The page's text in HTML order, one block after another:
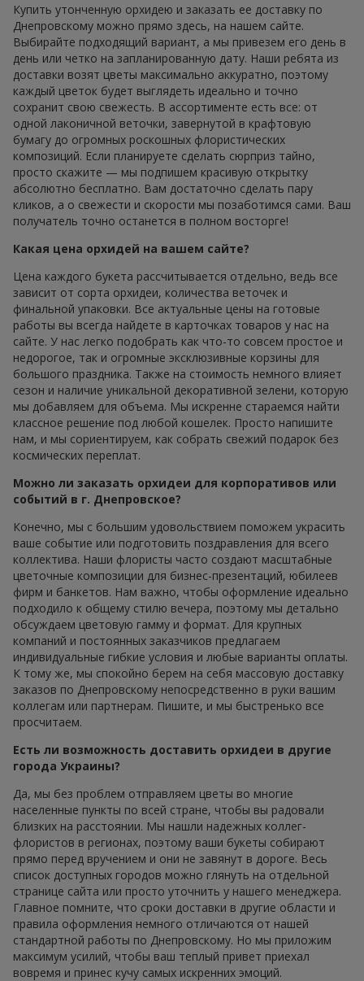
Купить утонченную орхидею и заказать ее доставку по
Днепровскому можно прямо здесь, на нашем сайте.
Выбирайте подходящий вариант, а мы привезем его день в
день или четко на запланированную дату. Наши ребята из
доставки возят цветы максимально аккуратно, поэтому
каждый цветок будет выглядеть идеально и точно
сохранит свою свежесть. В ассортименте есть все: от
одной лаконичной веточки, завернутой в крафтовую
бумагу до огромных роскошных флористических
композиций. Если планируете сделать сюрприз тайно,
просто скажите — мы подпишем красивую открытку
абсолютно бесплатно. Вам достаточно сделать пару
кликов, а о свежести и скорости мы позаботимся сами. Ваш
получатель точно останется в полном восторге!
Какая цена орхидей на вашем сайте?
Цена каждого букета рассчитывается отдельно, ведь все
зависит от сорта орхидеи, количества веточек и
финальной упаковки. Все актуальные цены на готовые
работы вы всегда найдете в карточках товаров у нас на
сайте. У нас легко подобрать как что-то совсем простое и
недорогое, так и огромные эксклюзивные корзины для
большого праздника. Также на стоимость немного влияет
сезон и наличие уникальной декоративной зелени, которую
мы добавляем для объема. Мы искренне стараемся найти
классное решение под любой кошелек. Просто напишите
нам, и мы сориентируем, как собрать свежий подарок без
космических переплат.
Можно ли заказать орхидеи для корпоративов или
событий в г. Днепровское?
Конечно, мы с большим удовольствием поможем украсить
ваше событие или подготовить поздравления для всего
коллектива. Наши флористы часто создают масштабные
цветочные композиции для бизнес-презентаций, юбилеев
фирм и банкетов. Нам важно, чтобы оформление идеально
подходило к общему стилю вечера, поэтому мы детально
обсуждаем цветовую гамму и формат. Для крупных
компаний и постоянных заказчиков предлагаем
индивидуальные гибкие условия и любые варианты оплаты.
К тому же, мы спокойно берем на себя массовую доставку
заказов по Днепровскому непосредственно в руки вашим
коллегам или партнерам. Пишите, и мы быстренько все
просчитаем.
Есть ли возможность доставить орхидеи в другие
города Украины?
Да, мы без проблем отправляем цветы во многие
населенные пункты по всей стране, чтобы вы радовали
близких на расстоянии. Мы нашли надежных коллег-
флористов в регионах, поэтому ваши букеты собирают
прямо перед вручением и они не завянут в дороге. Весь
список доступных городов можно глянуть на отдельной
странице сайта или просто уточнить у нашего менеджера.
Главное помните, что сроки доставки в другие области и
правила оформления немного отличаются от нашей
стандартной работы по Днепровскому. Но мы приложим
максимум усилий, чтобы ваш теплый привет приехал
вовремя и принес кучу самых искренних эмоций.